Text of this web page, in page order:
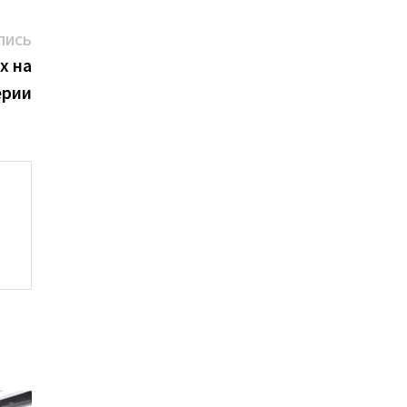
Следующая
запись:
на